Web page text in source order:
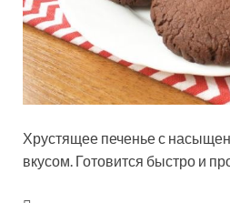
Хрустящее печенье с
вкусом. Готовится быстро и